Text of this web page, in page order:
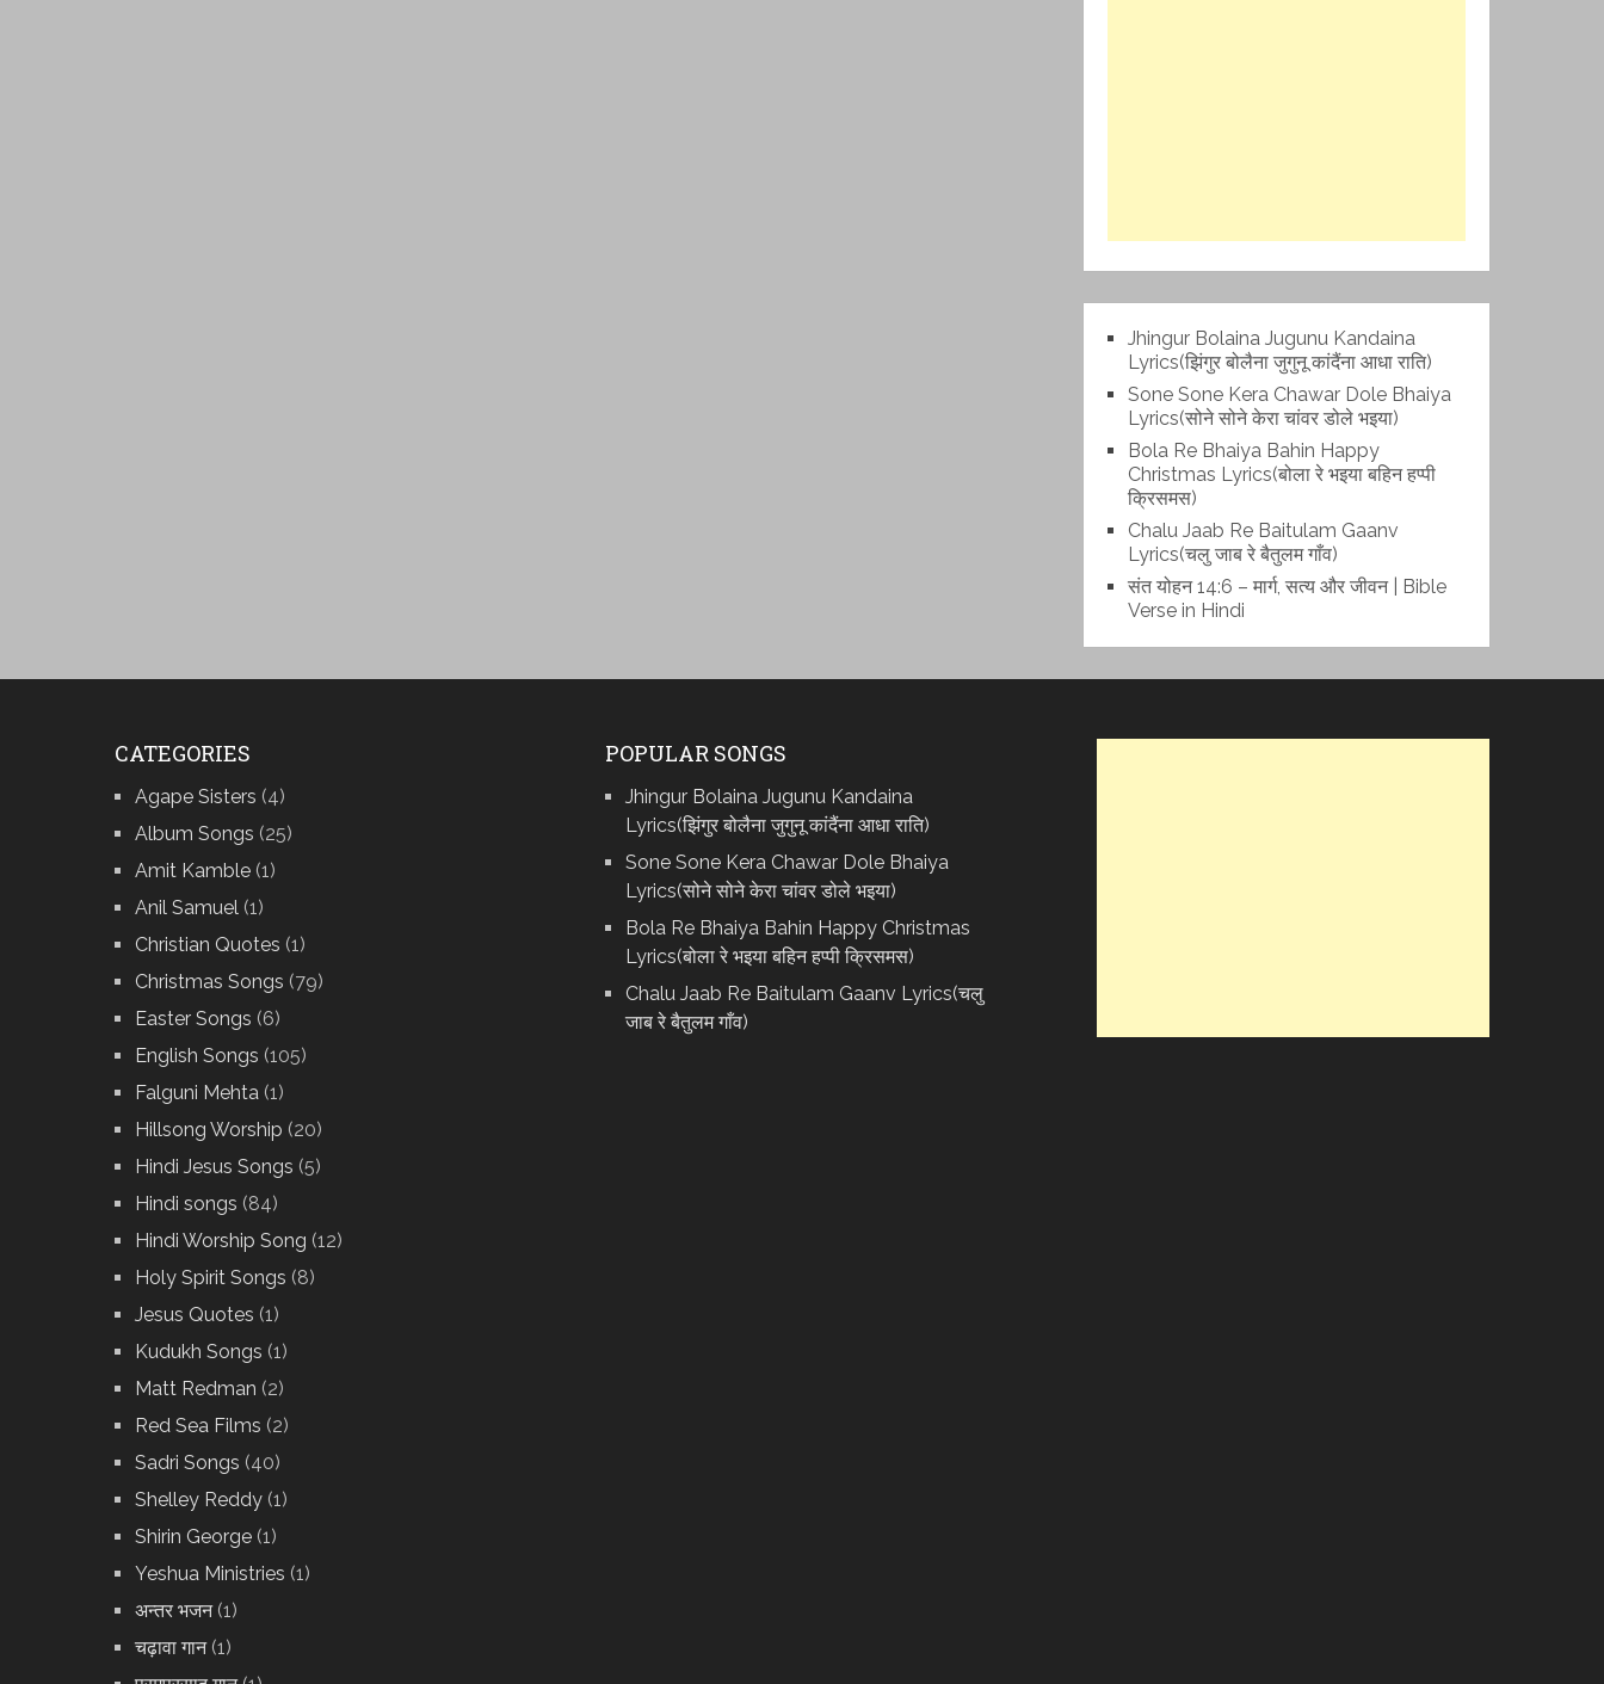
Jhingur Bolaina Jugunu Kandaina
Lyrics(झिंगुर बोलैना जुगुनू कांदैंना आधा राति)
Sone Sone Kera Chawar Dole Bhaiya
Lyrics(सोने सोने केरा चांवर डोले भइया)
Bola Re Bh‌aiya Bahin Happy
Christmas Lyrics(बोला रे भ‌इया बहिन हप्पी
क्रिसमस)
Chalu Jaab Re Baitulam Gaanv
Lyrics(चलु जाब रे बैतुलम गाँव)
संत योहन 14:6 – मार्ग, सत्य और जीवन | Bible
Verse in Hindi
CATEGORIES
Agape Sisters (4)
Album Songs (25)
Amit Kamble (1)
Anil Samuel (1)
Christian Quotes (1)
Christmas Songs (79)
Easter Songs (6)
English Songs (105)
Falguni Mehta (1)
Hillsong Worship (20)
Hindi Jesus Songs (5)
Hindi songs (84)
Hindi Worship Song (12)
Holy Spirit Songs (8)
Jesus Quotes (1)
Kudukh Songs (1)
Matt Redman (2)
Red Sea Films (2)
Sadri Songs (40)
Shelley Reddy (1)
Shirin George (1)
Yeshua Ministries (1)
अन्तर भजन(1)
चढ़ावा गान(1)
POPULAR SONGS
Jhingur Bolaina Jugunu Kandaina
Lyrics(झिंगुर बोलैना जुगुनू कांदैंना आधा राति)
Sone Sone Kera Chawar Dole Bhaiya
Lyrics(सोने सोने केरा चांवर डोले भइया)
Bola Re Bh‌aiya Bahin Happy Christmas
Lyrics(बोला रे भ‌इया बहिन हप्पी क्रिसमस)
Chalu Jaab Re Baitulam Gaanv Lyrics(चलु
जाब रे बैतुलम गाँव)